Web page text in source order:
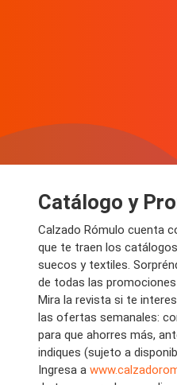
Catálogo y
Calzado Rómulo cuenta
que te traen los
suecos y textiles.
de todas las
Mira la revista si te
las ofertas semanales:
para que ahorres más,
indiques (sujeto a
Ingresa a